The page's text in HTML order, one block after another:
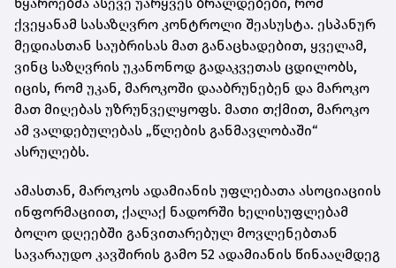
ქვეყანამ სასაზღვრო კონტროლი შეასუსტა. ესპანურ
მედიასთან საუბრისას მათ განაცხადებით, ყველამ,
ვინც საზღვრის უკანონოდ გადაკვეთას ცდილობს,
იცის, რომ უკან, მაროკოში დააბრუნებენ და მაროკო
მათ მიღებას უზრუნველყოფს. მათი თქმით, მაროკო
ამ ვალდებულებას „წლების განმავლობაში“
ასრულებს.
ამასთან, მაროკოს ადამიანის უფლებათა ასოციაციის
ინფორმაციით, ქალაქ ნადორში ხელისუფლებამ
ბოლო დღეებში განვითარებულ მოვლენებთან
სავარაუდო კავშირის გამო 52 ადამიანის წინააღმდეგ